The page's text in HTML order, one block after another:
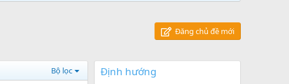
Đăng chủ đề mới
Bộ lọc
Định hướng